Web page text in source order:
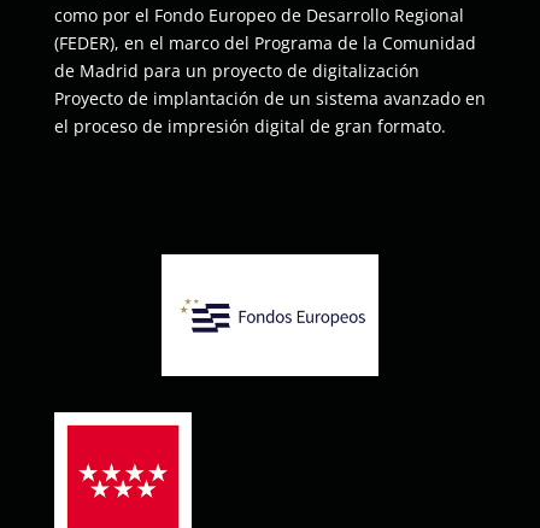
como por el Fondo Europeo de Desarrollo Regional
(FEDER), en el marco del Programa de la Comunidad
de Madrid para un proyecto de digitalización
Proyecto de implantación de un sistema avanzado en
el proceso de impresión digital de gran formato.